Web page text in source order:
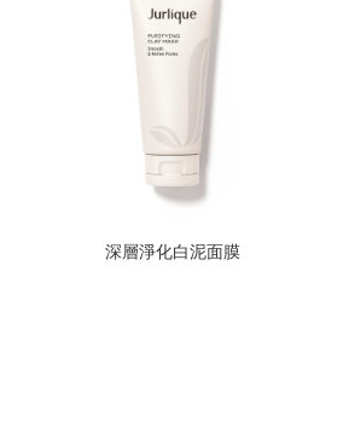
深層淨化白泥面膜